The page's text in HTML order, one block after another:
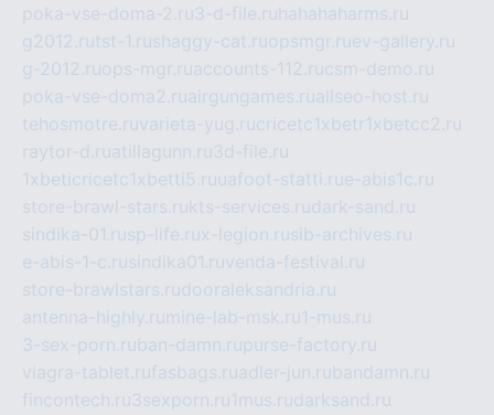
poka-vse-doma-2.ru3-d-file.ru hahahaharms.ru
g2012.rutst-1.rushaggy-cat.ruopsmgr.ruev-gallery.ru
g-2012.ruops-mgr.ruaccounts-112.rucsm-demo.ru
poka-vse-doma2.ruairgungames.ruallseo-host.ru
tehosmotre.ruvarieta-yug.rucricetc1xbetr1xbetcc2.ru
raytor-d.ruatillagunn.ru3d-file.ru
1xbeticricetc1xbetti5.ruuafoot-statti.rue-abis1c.ru
store-brawl-stars.rukts-services.rudark-sand.ru
sindika-01.rusp-life.rux-legion.rusib-archives.ru
e-abis-1-c.rusindika01.ruvenda-festival.ru
store-brawlstars.rudooraleksandria.ru
antenna-highly.ru mine-lab-msk.ru1-mus.ru
3-sex-porn.ruban-damn.rupurse-factory.ru
viagra-tablet.rufasbags.ruadler-jun.rubandamn.ru
fincontech.ru3sexporn.ru1mus.rudarksand.ru